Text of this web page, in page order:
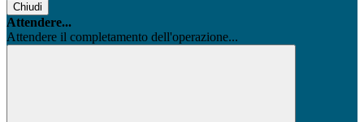
Chiudi
Attendere...
Attendere il completamento dell'operazione...